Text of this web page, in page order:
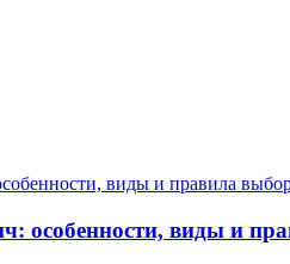
особенности, виды и